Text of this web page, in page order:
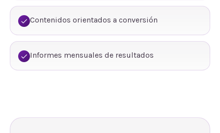
Contenidos orientados a conversión
Informes mensuales de resultados